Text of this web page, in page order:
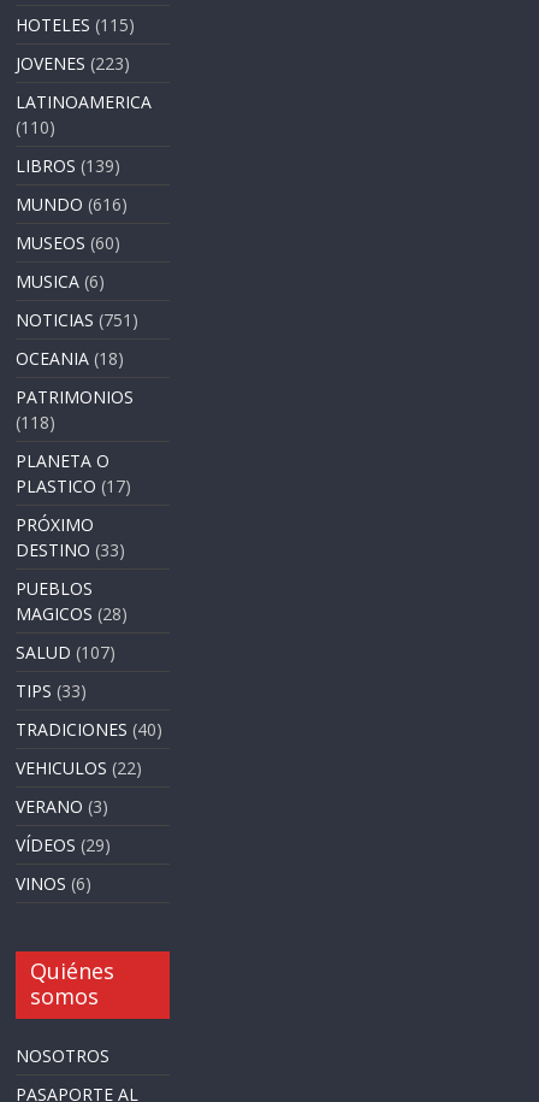
HOTELES (115)
JOVENES (223)
LATINOAMERICA
(110)
LIBROS (139)
MUNDO (616)
MUSEOS (60)
MUSICA (6)
NOTICIAS (751)
OCEANIA (18)
PATRIMONIOS
(118)
PLANETA O
PLASTICO (17)
PRÓXIMO
DESTINO (33)
PUEBLOS
MAGICOS (28)
SALUD (107)
TIPS (33)
TRADICIONES (40)
VEHICULOS (22)
VERANO (3)
VÍDEOS (29)
VINOS (6)
Quiénes
somos
NOSOTROS
PASAPORTE AL